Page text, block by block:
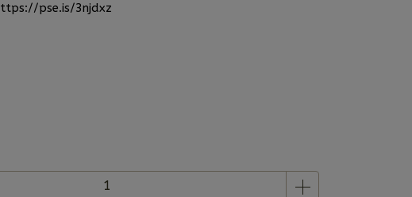
pse.is/3njdxz